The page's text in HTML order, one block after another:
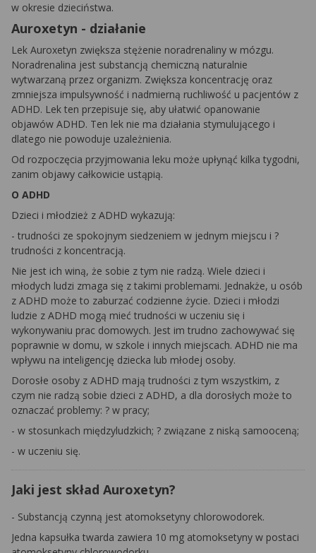
w okresie dzieciństwa.
Auroxetyn - działanie
Lek Auroxetyn zwiększa stężenie noradrenaliny w mózgu.
Noradrenalina jest substancją chemiczną naturalnie
wytwarzaną przez organizm. Zwiększa koncentrację oraz
zmniejsza impulsywność i nadmierną ruchliwość u pacjentów z
ADHD. Lek ten przepisuje się, aby ułatwić opanowanie
objawów ADHD. Ten lek nie ma działania stymulującego i
dlatego nie powoduje uzależnienia.
Od rozpoczęcia przyjmowania leku może upłynąć kilka tygodni,
zanim objawy całkowicie ustąpią.
O ADHD
Dzieci i młodzież z ADHD wykazują:
- trudności ze spokojnym siedzeniem w jednym miejscu i ?
trudności z koncentracją.
Nie jest ich winą, że sobie z tym nie radzą. Wiele dzieci i
młodych ludzi zmaga się z takimi problemami. Jednakże, u osób
z ADHD może to zaburzać codzienne życie. Dzieci i młodzi
ludzie z ADHD mogą mieć trudności w uczeniu się i
wykonywaniu prac domowych. Jest im trudno zachowywać się
poprawnie w domu, w szkole i innych miejscach. ADHD nie ma
wpływu na inteligencję dziecka lub młodej osoby.
Dorosłe osoby z ADHD mają trudności z tym wszystkim, z
czym nie radzą sobie dzieci z ADHD, a dla dorosłych może to
oznaczać problemy: ? w pracy;
- w stosunkach międzyludzkich; ? związane z niską samooceną;
- w uczeniu się.
Jaki jest skład Auroxetyn?
- Substancją czynną jest atomoksetyny chlorowodorek.
Jedna kapsułka twarda zawiera 10 mg atomoksetyny w postaci